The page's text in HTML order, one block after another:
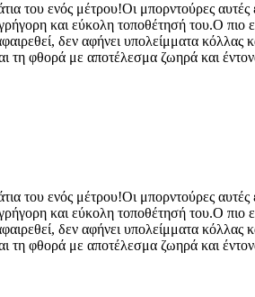
του ενός μέτρου!Οι μπορντούρες
και εύκολη τοποθέτησή του.Ο
δεν αφήνει υπολείμματα
τη φθορά με αποτέλεσμα ζωηρά και
του ενός μέτρου!Οι μπορντούρες
και εύκολη τοποθέτησή του.Ο
δεν αφήνει υπολείμματα
τη φθορά με αποτέλεσμα ζωηρά και